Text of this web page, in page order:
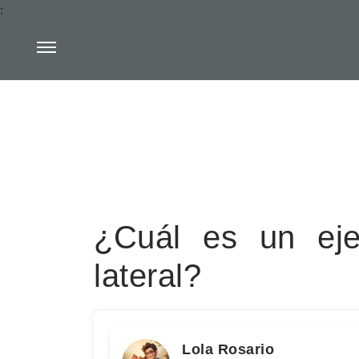
:
¿Cuál es un
lateral?
Lola Rosario